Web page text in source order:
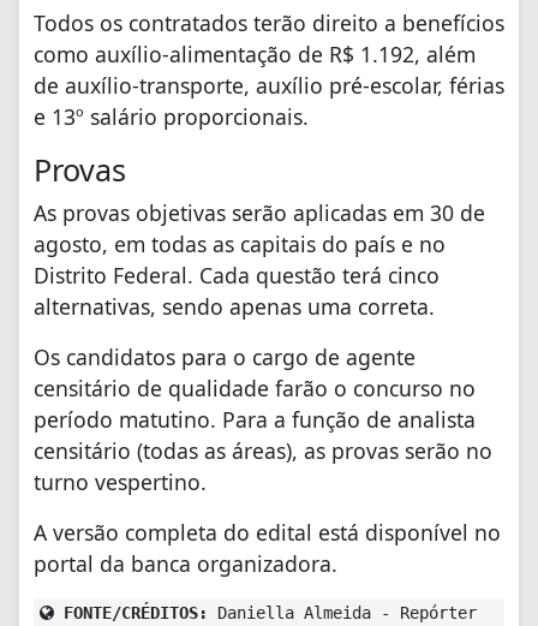
Todos os contratados terão direito a benefícios
como auxílio-alimentação de R$ 1.192, além
de auxílio-transporte, auxílio pré-escolar, férias
e 13º salário proporcionais.
Provas
As provas objetivas serão aplicadas em 30 de
agosto, em todas as capitais do país e no
Distrito Federal. Cada questão terá cinco
alternativas, sendo apenas uma correta.
Os candidatos para o cargo de agente
censitário de qualidade farão o concurso no
período matutino. Para a função de analista
censitário (todas as áreas), as provas serão no
turno vespertino.
A versão completa do edital está disponível no
portal da banca organizadora.
FONTE/CRÉDITOS:
Daniella Almeida - Repórter